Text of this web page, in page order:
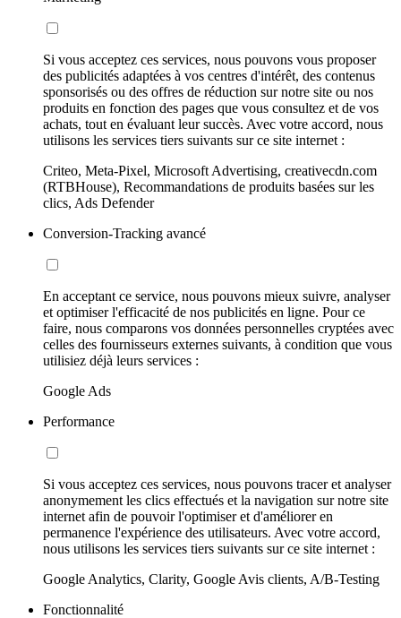
Si vous acceptez ces services, nous pouvons vous proposer
des publicités adaptées à vos centres d'intérêt, des contenus
sponsorisés ou des offres de réduction sur notre site ou nos
produits en fonction des pages que vous consultez et de vos
achats, tout en évaluant leur succès. Avec votre accord, nous
utilisons les services tiers suivants sur ce site internet :
Criteo, Meta-Pixel, Microsoft Advertising, creativecdn.com
(RTBHouse), Recommandations de produits basées sur les
clics, Ads Defender
Conversion-Tracking avancé
En acceptant ce service, nous pouvons mieux suivre, analyser
et optimiser l'efficacité de nos publicités en ligne. Pour ce
faire, nous comparons vos données personnelles cryptées avec
celles des fournisseurs externes suivants, à condition que vous
utilisiez déjà leurs services :
Google Ads
Performance
Si vous acceptez ces services, nous pouvons tracer et analyser
anonymement les clics effectués et la navigation sur notre site
internet afin de pouvoir l'optimiser et d'améliorer en
permanence l'expérience des utilisateurs. Avec votre accord,
nous utilisons les services tiers suivants sur ce site internet :
Google Analytics, Clarity, Google Avis clients, A/B-Testing
Fonctionnalité